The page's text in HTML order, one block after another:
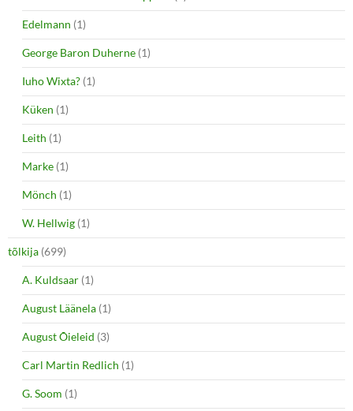
Edelmann (1)
George Baron Duherne (1)
Iuho Wixta? (1)
Küken (1)
Leith (1)
Marke (1)
Mönch (1)
W. Hellwig (1)
tõlkija (699)
A. Kuldsaar (1)
August Läänela (1)
August Õieleid (3)
Carl Martin Redlich (1)
G. Soom (1)